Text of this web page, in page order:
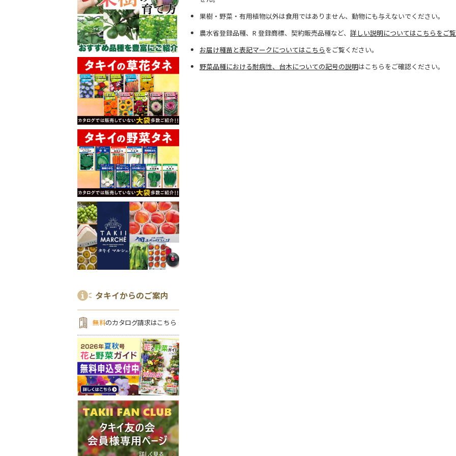
タキイからのご案内
無料のカタログ請求はこちら
果樹・野菜・有用植物以外は食用ではありません、動物にも与えないでください。
農水省登録品種、R 登録商標、契約販売品種など、 詳しい説明についてはこちらをご覧
お届け種苗と表記マークについてはこちら をご覧ください。
野菜品種における耐病性、台木についての記号の説明はこちらをご確認ください。